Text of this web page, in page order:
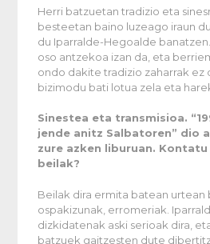
Herri batzuetan tradizio eta
besteetan baino luzeago iraun
du Iparralde-Hegoalde
oso antzekoa izan da, eta
ondo dakite tradizio zaharrak ez
bizimodu bati lotua zela eta
Sinestea eta transmisioa.
jende anitz Salbatoren” dio
zure azken liburuan.
beilak?
Beilak dira ermita batean urtean
ospakizunak, erromeriak.
dizkidatenak aski serioak dira,
batzuek gaitzesten dute